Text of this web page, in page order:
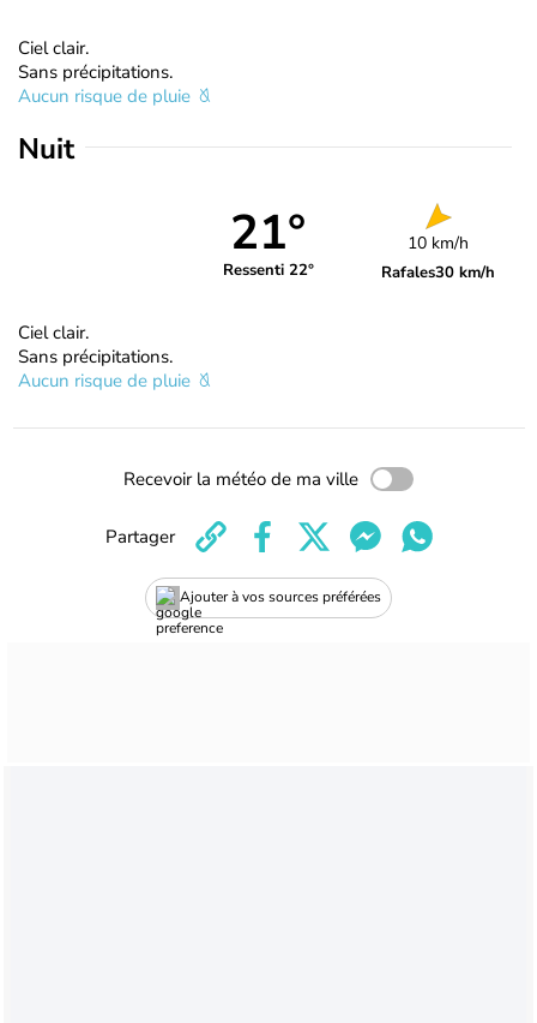
Ciel clair.
Sans précipitations.
Aucun risque de pluie
Nuit
21°
Ressenti 22°
10 km/h
Rafales30 km/h
Ciel clair.
Sans précipitations.
Aucun risque de pluie
Recevoir la météo de ma ville
Ajouter à vos sources préférées
Partager